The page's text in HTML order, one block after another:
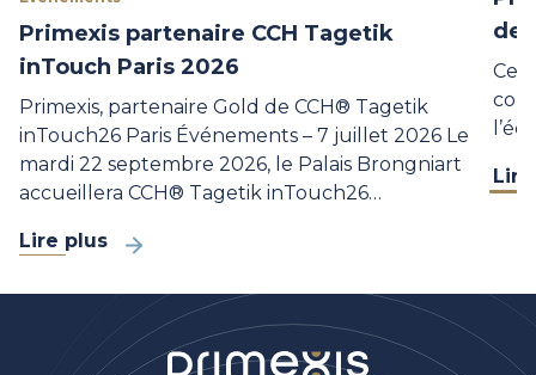
Primexis partenaire CCH Tagetik
inTouch Paris 2026
Primexis, partenaire Gold de CCH® Tagetik
inTouch26 Paris Événements – 7 juillet 2026 Le
mardi 22 septembre 2026, le Palais Brongniart
accueillera CCH® Tagetik inTouch26…
Lire plus
de
Ce